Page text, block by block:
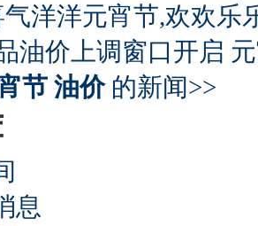
气洋洋元宵节,欢欢乐
油价上调窗口开启
节 油价的新闻>>
息